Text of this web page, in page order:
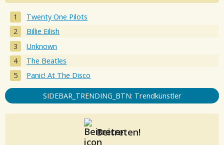
Twenty One Pilots
Billie Eilish
Unknown
The Beatles
Panic! At The Disco
SIDEBAR_TRENDING_BTN: Trendkünstler
Beitreten!